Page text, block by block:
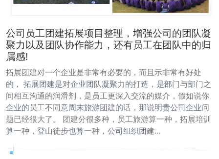
公司员工团建拓展项目整理，增强公司的团队凝
聚力以及团队协作能力，还有员工在团队中的归
属感!
拓展团建对一个企业是非常有必要的，而且示非常有好处
的， 拓展团建是对企业团队凝聚力的打造，是部门与部门之
间相互沟通的润滑剂，是员工更深入交流的媒介，假如说你
企业的员工不同意周末旅游团建的话，那说明贵公司企业问
题已经很大了。 团建分很多种，员工旅游算一种，拓展培训
算一种，登山徒步也算一种，公司组织团建…